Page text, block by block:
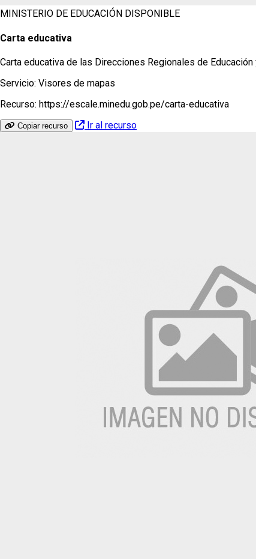
MINISTERIO DE EDUCACIÓN DISPONIBLE
Carta educativa
Carta educativa de las Direcciones Regionales de
Servicio: Visores de mapas
Recurso: https://escale.minedu.gob.pe/carta-educativa
Copiar recurso Ir al recurso